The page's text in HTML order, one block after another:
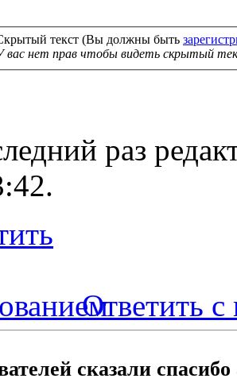
текст (Вы должны быть
вас нет прав чтобы видеть скрытый
раз
.
Ответить с
сказали